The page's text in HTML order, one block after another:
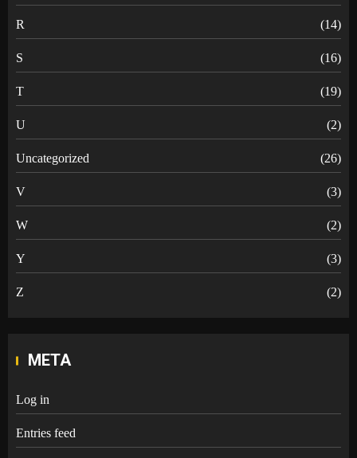
R (14)
S (16)
T (19)
U (2)
Uncategorized (26)
V (3)
W (2)
Y (3)
Z (2)
META
Log in
Entries feed